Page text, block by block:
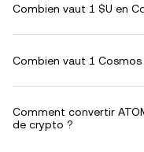
Combien vaut 1 $U en
Combien vaut 1 Cosmos
Comment convertir
de crypto ?